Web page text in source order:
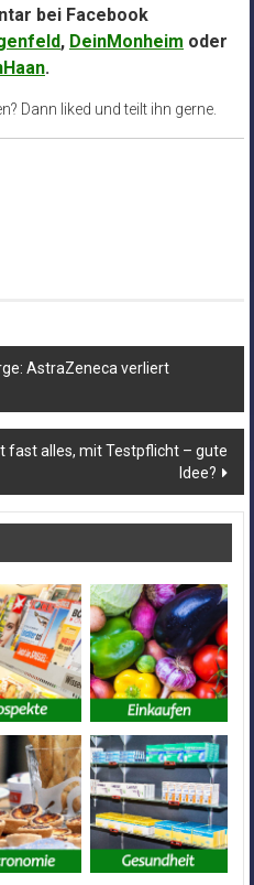
bei Facebook
, DeinMonheim oder
.
Dann liked und teilt ihn gerne.
AstraZeneca verliert
fast alles, mit Testpflicht – gute
Idee?